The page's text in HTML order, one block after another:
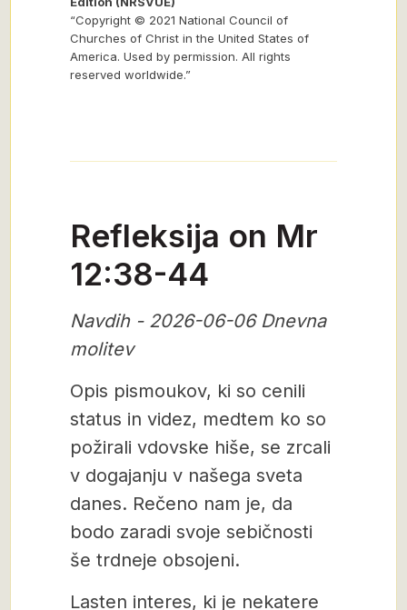
“Copyright © 2021 National Council of
Churches of Christ in the United States of
America. Used by permission. All rights
reserved worldwide.”
Refleksija on Mr
12:38-44
Navdih - 2026-06-06 Dnevna
molitev
Opis pismoukov, ki so cenili
status in videz, medtem ko so
požirali vdovske hiše, se zrcali
v dogajanju v našega sveta
danes. Rečeno nam je, da
bodo zaradi svoje sebičnosti
še trdneje obsojeni.
Lasten interes, ki je nekatere